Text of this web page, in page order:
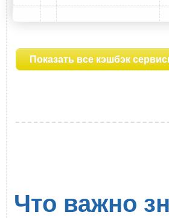
Показать все кэшбэк
Что важно